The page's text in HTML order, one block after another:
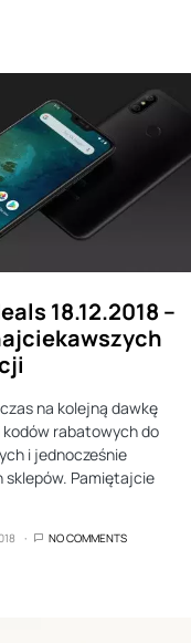
18.12.2018 –
czas na kolejną dawkę
kodów rabatowych do
i jednocześnie
sklepów. Pamiętajcie
NO COMMENTS